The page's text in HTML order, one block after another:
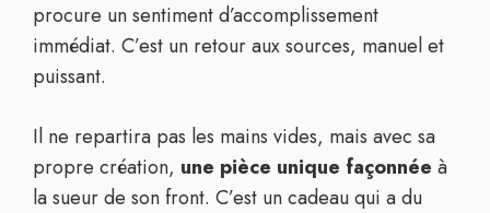
procure un sentiment d’accomplissement
immédiat. C’est un retour aux sources, manuel et
puissant.
Il ne repartira pas les mains vides, mais avec sa
propre création, une pièce unique façonnée à
la sueur de son front. C’est un cadeau qui a du